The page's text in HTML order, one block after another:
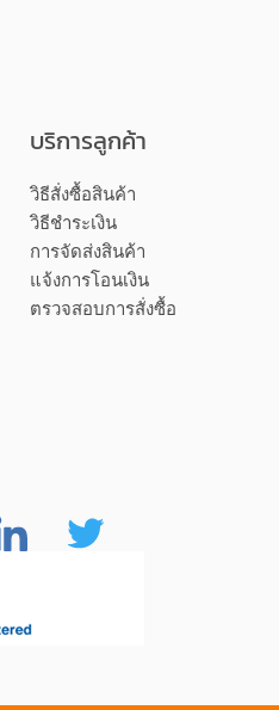
บริการลูกค้า
วิธีสั่งซื้อสินค้า
วิธีชำระเงิน
การจัดส่งสินค้า
แจ้งการโอนเงิน
ตรวจสอบการสั่งซื้อ